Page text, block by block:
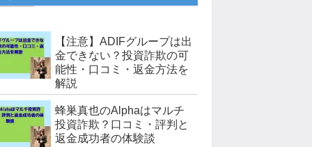
【注意】ADIFグループは出
金できない？投資詐欺の可
能性・口コミ・返金方法を
解説
蜂巣真也のAlphaはマルチ
投資詐欺？口コミ・評判と
返金成功者の体験談